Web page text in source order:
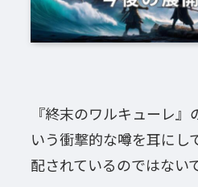
『終末のワルキューレ
いう衝撃的な噂を耳にし
配されているのではない